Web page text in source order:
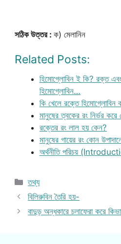
সঠিক উত্তর : ক) মেলানিন
Related Posts:
হিমোগ্লোবিন ই কি? রক্ত এবং
হিমোগ্লোবিন…
কি খেলে রক্তে হিমোগ্লোবিন
মানুষের ত্বকের রং নির্ভর
রক্তের রং লাল হয় কেন?
মানুষের গায়ের রং কোন
অর্থনীতি পরিচয়
Categories
তথ্য
বিলিরুবিন তৈরি হয়-
বাদুড় অন্ধকারে চলাফেরা করে